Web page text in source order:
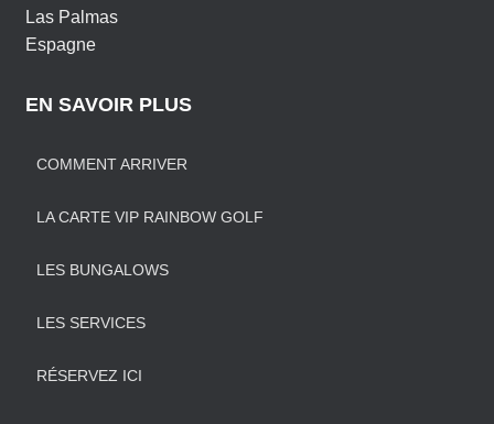
Las Palmas
Espagne
EN SAVOIR PLUS
COMMENT ARRIVER
LA CARTE VIP RAINBOW GOLF
LES BUNGALOWS
LES SERVICES
RÉSERVEZ ICI